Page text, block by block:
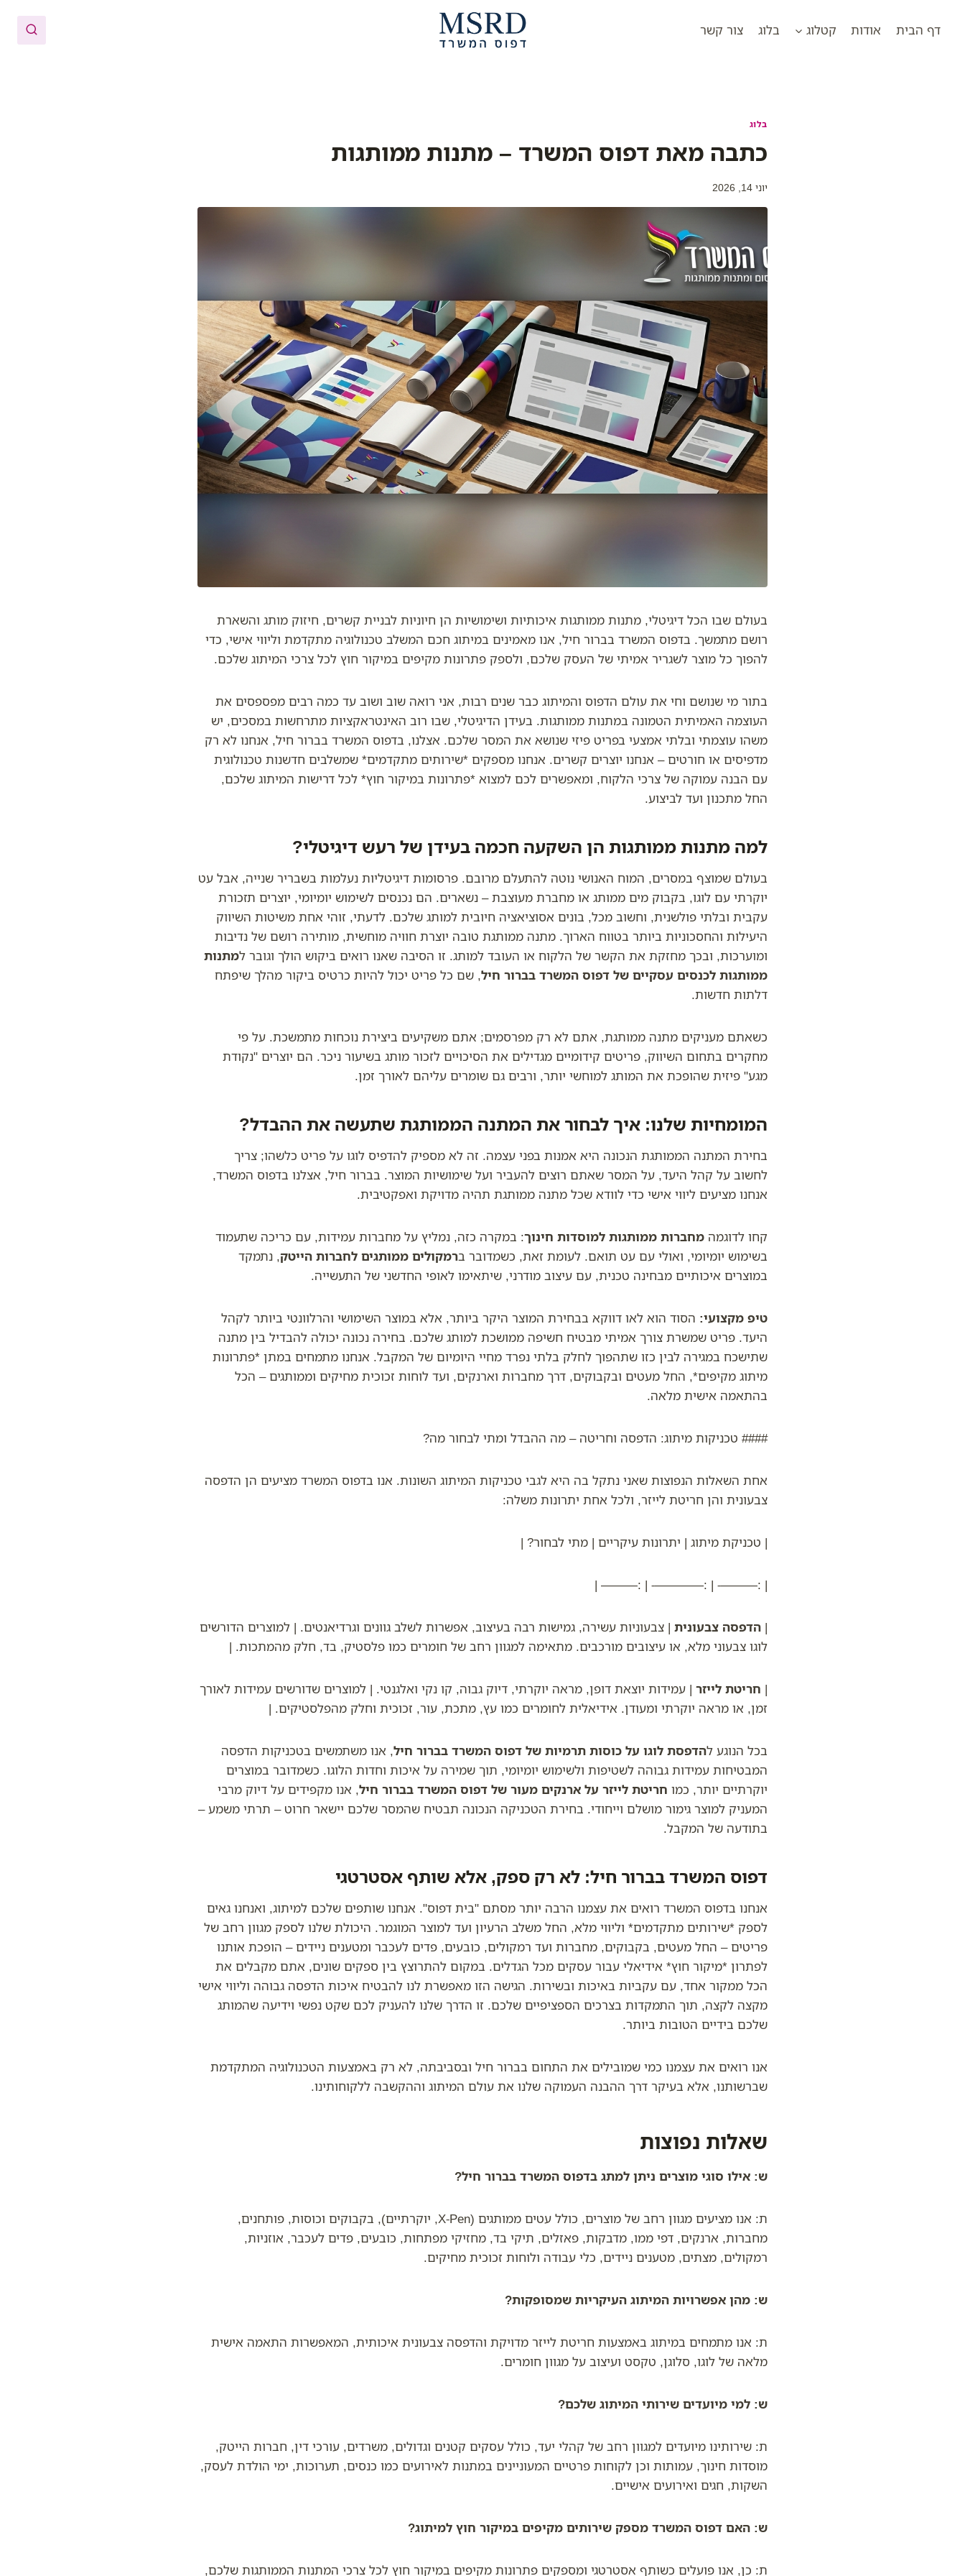
דף הבית אודות קטלוג בלוג צור קשר
בלוג
כתבה מאת דפוס המשרד – מתנות ממותגות
יוני 14, 2026
בעולם שבו הכל דיגיטלי, מתנות ממותגות איכותיות ושימושיות הן חיוניות לבניית קשרים, חיזוק מותג והשארת
רושם מתמשך. בדפוס המשרד בברור חיל, אנו מאמינים במיתוג חכם המשלב טכנולוגיה מתקדמת וליווי אישי, כדי
להפוך כל מוצר לשגריר אמיתי של העסק שלכם, ולספק פתרונות מקיפים במיקור חוץ לכל צרכי המיתוג שלכם.
בתור מי שנושם וחי את עולם הדפוס והמיתוג כבר שנים רבות, אני רואה שוב ושוב עד כמה רבים מפספסים את
העוצמה האמיתית הטמונה במתנות ממותגות. בעידן הדיגיטלי, שבו רוב האינטראקציות מתרחשות במסכים, יש
משהו עוצמתי ובלתי אמצעי בפריט פיזי שנושא את המסר שלכם. אצלנו, בדפוס המשרד בברור חיל, אנחנו לא רק
מדפיסים או חורטים – אנחנו יוצרים קשרים. אנחנו מספקים *שירותים מתקדמים* שמשלבים חדשנות טכנולוגית
עם הבנה עמוקה של צרכי הלקוח, ומאפשרים לכם למצוא *פתרונות במיקור חוץ* לכל דרישות המיתוג שלכם,
החל מתכנון ועד לביצוע.
למה מתנות ממותגות הן השקעה חכמה בעידן של רעש דיגיטלי?
בעולם שמוצף במסרים, המוח האנושי נוטה להתעלם מרובם. פרסומות דיגיטליות נעלמות בשבריר שנייה, אבל עט
יוקרתי עם לוגו, בקבוק מים ממותג או מחברת מעוצבת – נשארים. הם נכנסים לשימוש יומיומי, יוצרים תזכורת
עקבית ובלתי פולשנית, וחשוב מכל, בונים אסוציאציה חיובית למותג שלכם. לדעתי, זוהי אחת משיטות השיווק
היעילות והחסכוניות ביותר בטווח הארוך. מתנה ממותגת טובה יוצרת חוויה מוחשית, מותירה רושם של נדיבות
ומוערכות, ובכך מחזקת את הקשר של הלקוח או העובד למותג. זו הסיבה שאנו רואים ביקוש הולך וגובר למתנות
ממותגות לכנסים עסקיים של דפוס המשרד בברור חיל, שם כל פריט יכול להיות כרטיס ביקור מהלך שיפתח
דלתות חדשות.
כשאתם מעניקים מתנה ממותגת, אתם לא רק מפרסמים; אתם משקיעים ביצירת נוכחות מתמשכת. על פי
מחקרים בתחום השיווק, פריטים קידומיים מגדילים את הסיכויים לזכור מותג בשיעור ניכר. הם יוצרים "נקודת
מגע" פיזית שהופכת את המותג למוחשי יותר, ורבים גם שומרים עליהם לאורך זמן.
המומחיות שלנו: איך לבחור את המתנה הממותגת שתעשה את ההבדל?
בחירת המתנה הממותגת הנכונה היא אמנות בפני עצמה. זה לא מספיק להדפיס לוגו על פריט כלשהו; צריך
לחשוב על קהל היעד, על המסר שאתם רוצים להעביר ועל שימושיות המוצר. בברור חיל, אצלנו בדפוס המשרד,
אנחנו מציעים ליווי אישי כדי לוודא שכל מתנה ממותגת תהיה מדויקת ואפקטיבית.
קחו לדוגמה מחברות ממותגות למוסדות חינוך: במקרה כזה, נמליץ על מחברות עמידות, עם כריכה שתעמוד
בשימוש יומיומי, ואולי עם עט תואם. לעומת זאת, כשמדובר ברמקולים ממותגים לחברות הייטק, נתמקד
במוצרים איכותיים מבחינה טכנית, עם עיצוב מודרני, שיתאימו לאופי החדשני של התעשייה.
טיפ מקצועי: הסוד הוא לאו דווקא בבחירת המוצר היקר ביותר, אלא במוצר השימושי והרלוונטי ביותר לקהל
היעד. פריט שמשרת צורך אמיתי מבטיח חשיפה ממושכת למותג שלכם. בחירה נכונה יכולה להבדיל בין מתנה
שתישכח במגירה לבין כזו שתהפוך לחלק בלתי נפרד מחיי היומיום של המקבל. אנחנו מתמחים במתן *פתרונות
מיתוג מקיפים*, החל מעטים ובקבוקים, דרך מחברות וארנקים, ועד לוחות זכוכית מחיקים וממותגים – הכל
בהתאמה אישית מלאה.
#### טכניקות מיתוג: הדפסה וחריטה – מה ההבדל ומתי לבחור מה?
אחת השאלות הנפוצות שאני נתקל בה היא לגבי טכניקות המיתוג השונות. אנו בדפוס המשרד מציעים הן הדפסה
צבעונית והן חריטת לייזר, ולכל אחת יתרונות משלה:
| טכניקת מיתוג | יתרונות עיקריים | מתי לבחור? |
| :———- | :————- | :——— |
| הדפסה צבעונית | צבעוניות עשירה, גמישות רבה בעיצוב, אפשרות לשלב גוונים וגרדיאנטים. | למוצרים הדורשים
לוגו צבעוני מלא, או עיצובים מורכבים. מתאימה למגוון רחב של חומרים כמו פלסטיק, בד, חלק מהמתכות. |
| חריטת לייזר | עמידות יוצאת דופן, מראה יוקרתי, דיוק גבוה, קו נקי ואלגנטי. | למוצרים שדורשים עמידות לאורך
זמן, או מראה יוקרתי ומעודן. אידיאלית לחומרים כמו עץ, מתכת, עור, זכוכית וחלק מהפלסטיקים. |
בכל הנוגע להדפסת לוגו על כוסות תרמיות של דפוס המשרד בברור חיל, אנו משתמשים בטכניקות הדפסה
המבטיחות עמידות גבוהה לשטיפות ולשימוש יומיומי, תוך שמירה על איכות וחדות הלוגו. כשמדובר במוצרים
יוקרתיים יותר, כמו חריטת לייזר על ארנקים מעור של דפוס המשרד בברור חיל, אנו מקפידים על דיוק מרבי
המעניק למוצר גימור מושלם וייחודי. בחירת הטכניקה הנכונה תבטיח שהמסר שלכם יישאר חרוט – תרתי משמע –
בתודעה של המקבל.
דפוס המשרד בברור חיל: לא רק ספק, אלא שותף אסטרטגי
אנחנו בדפוס המשרד רואים את עצמנו הרבה יותר מסתם "בית דפוס". אנחנו שותפים שלכם למיתוג, ואנחנו גאים
לספק *שירותים מתקדמים* וליווי מלא, החל משלב הרעיון ועד למוצר המוגמר. היכולת שלנו לספק מגוון רחב של
פריטים – החל מעטים, בקבוקים, מחברות ועד רמקולים, כובעים, פדים לעכבר ומטענים ניידים – הופכת אותנו
לפתרון *מיקור חוץ* אידיאלי עבור עסקים מכל הגדלים. במקום להתרוצץ בין ספקים שונים, אתם מקבלים את
הכל ממקור אחד, עם עקביות באיכות ובשירות. הגישה הזו מאפשרת לנו להבטיח איכות הדפסה גבוהה וליווי אישי
מקצה לקצה, תוך התמקדות בצרכים הספציפיים שלכם. זו הדרך שלנו להעניק לכם שקט נפשי וידיעה שהמותג
שלכם בידיים הטובות ביותר.
אנו רואים את עצמנו כמי שמובילים את התחום בברור חיל ובסביבתה, לא רק באמצעות הטכנולוגיה המתקדמת
שברשותנו, אלא בעיקר דרך ההבנה העמוקה שלנו את עולם המיתוג וההקשבה ללקוחותינו.
שאלות נפוצות
ש: אילו סוגי מוצרים ניתן למתג בדפוס המשרד בברור חיל?
ת: אנו מציעים מגוון רחב של מוצרים, כולל עטים ממותגים (X-Pen, יוקרתיים), בקבוקים וכוסות, פותחנים,
מחברות, ארנקים, דפי ממו, מדבקות, פאזלים, תיקי בד, מחזיקי מפתחות, כובעים, פדים לעכבר, אוזניות,
רמקולים, מצתים, מטענים ניידים, כלי עבודה ולוחות זכוכית מחיקים.
ש: מהן אפשרויות המיתוג העיקריות שמסופקות?
ת: אנו מתמחים במיתוג באמצעות חריטת לייזר מדויקת והדפסה צבעונית איכותית, המאפשרות התאמה אישית
מלאה של לוגו, סלוגן, טקסט ועיצוב על מגוון חומרים.
ש: למי מיועדים שירותי המיתוג שלכם?
ת: שירותינו מיועדים למגוון רחב של קהלי יעד, כולל עסקים קטנים וגדולים, משרדים, עורכי דין, חברות הייטק,
מוסדות חינוך, עמותות וכן לקוחות פרטיים המעוניינים במתנות לאירועים כמו כנסים, תערוכות, ימי הולדת לעסק,
השקות, חגים ואירועים אישיים.
ש: האם דפוס המשרד מספק שירותים מקיפים במיקור חוץ למיתוג?
ת: כן, אנו פועלים כשותף אסטרטגי ומספקים פתרונות מקיפים במיקור חוץ לכל צרכי המתנות הממותגות שלכם,